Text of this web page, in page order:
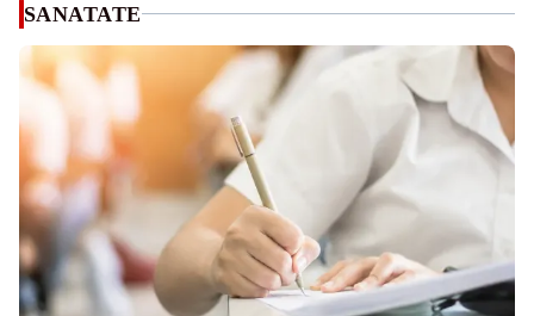
SANATATE